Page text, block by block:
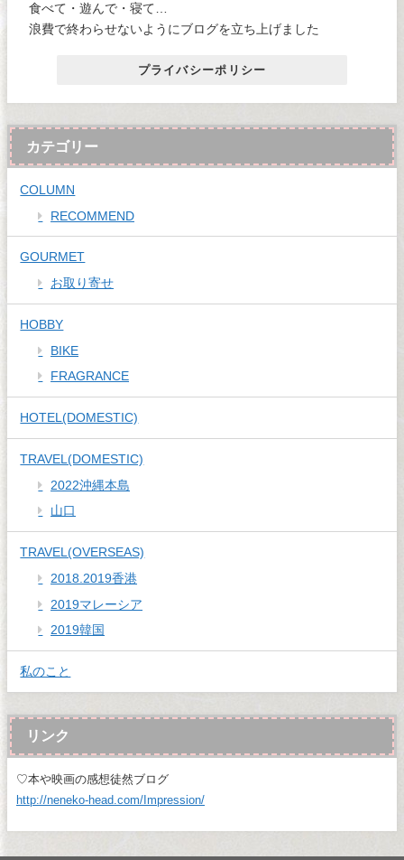
食べて・遊んで・寝て…
浪費で終わらせないようにブログを立ち上げました
プライバシーポリシー
カテゴリー
COLUMN
RECOMMEND
GOURMET
お取り寄せ
HOBBY
BIKE
FRAGRANCE
HOTEL(DOMESTIC)
TRAVEL(DOMESTIC)
2022沖縄本島
山口
TRAVEL(OVERSEAS)
2018.2019香港
2019マレーシア
2019韓国
私のこと
リンク
♡本や映画の感想徒然ブログ
http://neneko-head.com/Impression/